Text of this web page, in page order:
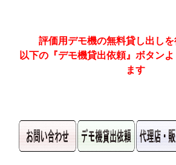
評価用デモ機の無料貸し出し
以下の『デモ機貸出依頼』ボタン
ます